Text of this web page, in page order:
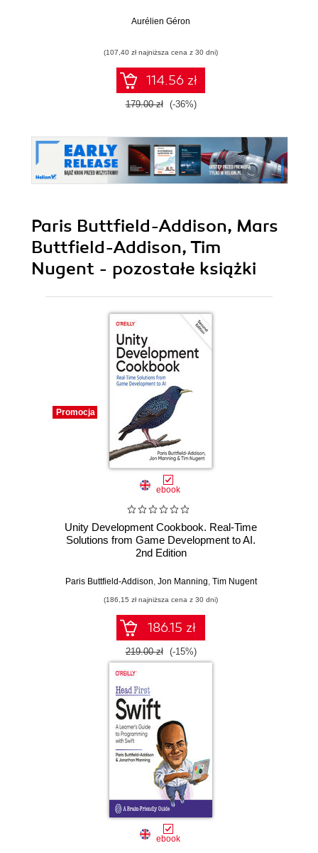
Aurélien Géron
(107,40 zł najniższa cena z 30 dni)
114.56 zł
179.00 zł (-36%)
Paris Buttfield-Addison, Mars
Buttfield-Addison, Tim
Nugent - pozostałe książki
Promocja
ebook
Unity Development Cookbook. Real-Time
Solutions from Game Development to AI.
2nd Edition
Paris Buttfield-Addison, Jon Manning, Tim Nugent
(186,15 zł najniższa cena z 30 dni)
186.15 zł
219.00 zł (-15%)
Promocja
ebook
Promocja
Promocja
Promocja
Promocja
Promocja
Promocja
Promocja
Promocja